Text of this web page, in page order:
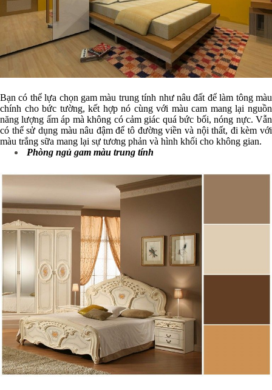
Bạn có thể lựa chọn gam màu trung tính như nâu đất để làm tông màu
chính cho bức tường, kết hợp nó cùng với màu cam mang lại nguồn
năng lượng ấm áp mà không có cảm giác quá bức bối, nóng nực. Vẫn
có thể sử dụng màu nâu đậm để tô đường viền và nội thất, đi kèm với
màu trắng sữa mang lại sự tương phản và hình khối cho không gian.
Phòng ngủ gam màu trung tính